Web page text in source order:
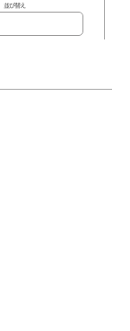
並び替え